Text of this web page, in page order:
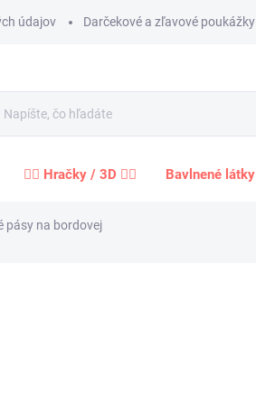
údajov Darčekové a zľavové poukážky
🧍‍♀️ Hračky / 3D 🧍‍♂️ Bavlnené látky
pásy na bordovej